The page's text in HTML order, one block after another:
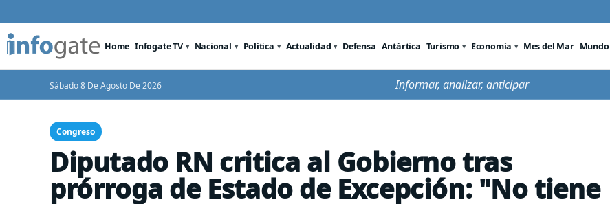
Home Infogate TV Nacional Política Actualidad Defensa Antártica Turismo Economía Mes del Mar Mundo
Sábado 8 De Agosto De 2026 Informar, analizar, anticipar
Congreso
Diputado RN critica al Gobierno tras
prórroga de Estado de Excepción: "No tiene